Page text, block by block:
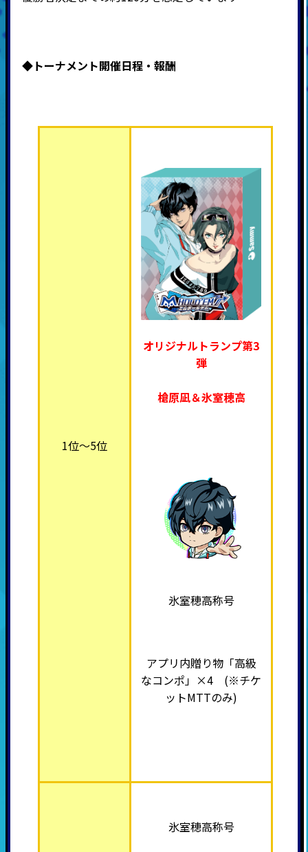
◆トーナメント開催日程・報酬
1位～5位
オリジナルトランプ第3
弾
槍原凪＆氷室穂高
氷室穂高称号
アプリ内贈り物「高級
なコンポ」×4 (※チケ
ットMTTのみ)
氷室穂高称号